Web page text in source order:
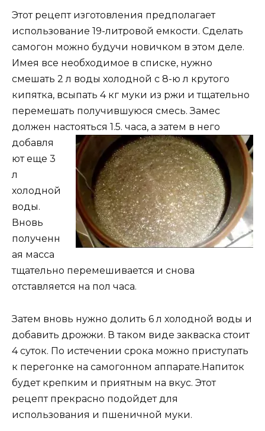
Этот рецепт изготовления предполагает
использование 19-литровой емкости. Сделать
самогон можно будучи новичком в этом деле.
Имея все необходимое в списке, нужно
смешать 2 л воды холодной с 8-ю л крутого
кипятка, всыпать 4 кг муки из ржи и тщательно
перемешать получившуюся смесь. Замес
должен настояться 1.5. часа, а затем в него
добавля
ют еще 3
л
холодной
воды.
Вновь
полученн
ая масса
тщательно перемешивается и снова
отставляется на пол часа.
Затем вновь нужно долить 6 л холодной воды и
добавить дрожжи. В таком виде закваска стоит
4 суток. По истечении срока можно приступать
к перегонке на самогонном аппарате.Напиток
будет крепким и приятным на вкус. Этот
рецепт прекрасно подойдет для
использования и пшеничной муки.